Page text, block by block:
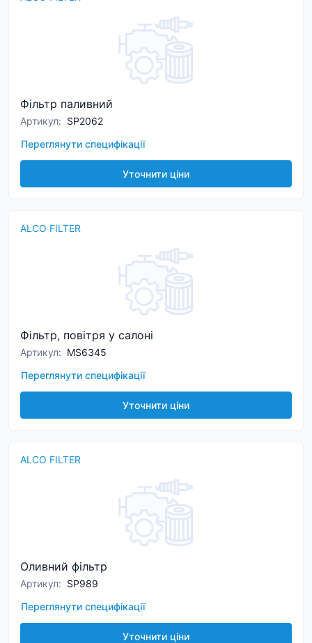
Фільтр паливний
Артикул: SP2062
Переглянути специфікації
Уточнити ціни
ALCO FILTER
Фільтр, повітря у салоні
Артикул: MS6345
Переглянути специфікації
Уточнити ціни
ALCO FILTER
Оливний фільтр
Артикул: SP989
Переглянути специфікації
Уточнити ціни